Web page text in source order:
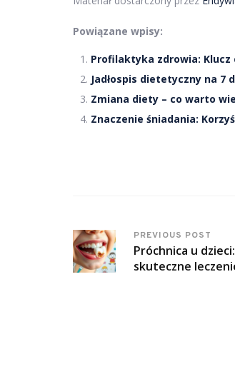
Powiązane wpisy:
Profilaktyka zdrowia: Klucz
Jadłospis dietetyczny na 7
Zmiana diety – co warto
Znaczenie śniadania:
PREVIOUS POST
Próchnica u
skuteczne